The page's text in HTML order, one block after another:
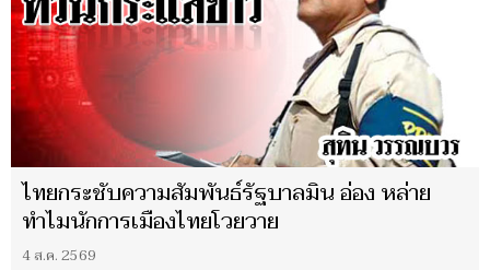
ไทยกระชับความสัมพันธ์รัฐบาลมิน อ่อง หล่าย
ทำไมนักการเมืองไทยโวยวาย
4 ส.ค. 2569